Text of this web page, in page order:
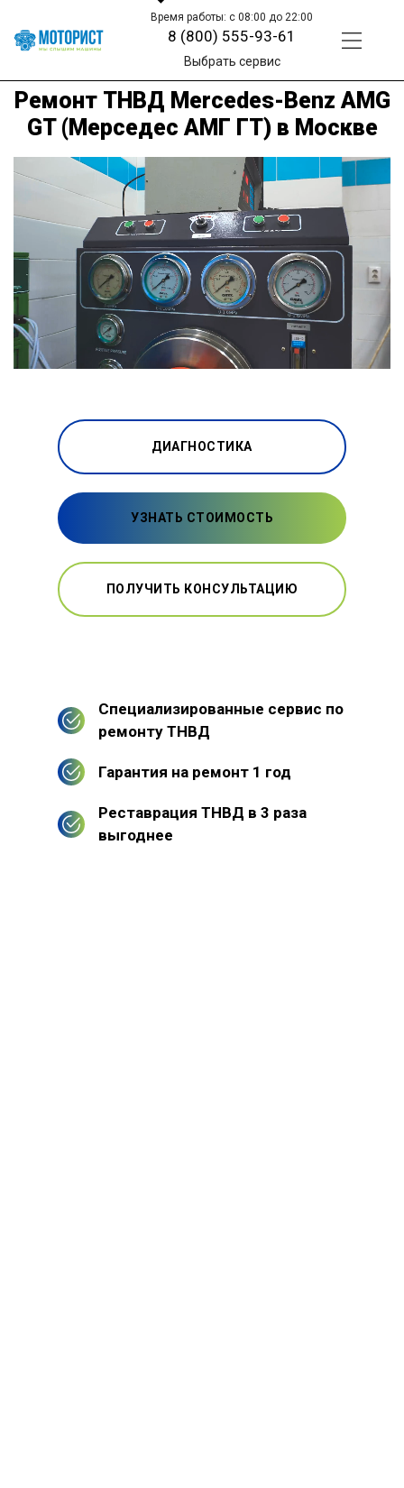
Время работы: с 08:00 до 22:00
8 (800) 555-93-61
Выбрать сервис
Ремонт ТНВД Mercedes-Benz AMG
GT (Мерседес АМГ ГТ) в Москве
ДИАГНОСТИКА
УЗНАТЬ СТОИМОСТЬ
ПОЛУЧИТЬ КОНСУЛЬТАЦИЮ
Специализированные сервис по
ремонту ТНВД
Гарантия на ремонт 1 год
Реставрация ТНВД в 3 раза
выгоднее